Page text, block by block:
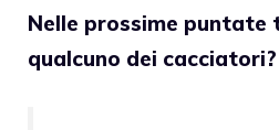
Nelle prossime puntate
qualcuno dei cacciatori?